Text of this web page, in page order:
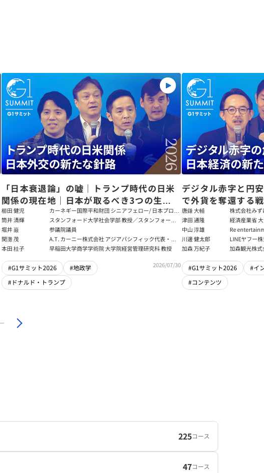
「日本衰退論」の嘘｜トランプ時代の日米
関係の現在地｜日本が取るべき3つの生存
戦略【櫛田健児×関灘茂×堀井巌×筒井清
輝】
櫛田 健児
カーネギー国際平和財団 シニアフェロー/ 日本プログ
ラムディレクター
筒井 清輝
スタンフォード大学社会学部 教授／スタンフォード
大学アジア太平洋研究センター 所長／東京財団 名誉
フェロー
堀井 巌
参議院議員
関灘 茂
A.T. カーニー株式会社 アジアパシフィック代表・日
本法人会長
本田 桂子 早稲田大学商学学術院 大学院経営管理研究科 教授
#G1サミット2026
#地政学
#ドナルド・トランプ
2026/07/30
デジタル赤字と円
で外貨を奪還する
る真の条件
唐鎌 大輔
株式会社み
ト
津田 通隆
経済産業省
デジタル経
報処理推進
センター 情
任者
中山 淳雄
Re
講師／Plott
川邊 健太郎
LINEヤフー
加森 万紀子
加森観光株式
#G1サミット2026
#イ
#コンテンツ
225コース
47コース